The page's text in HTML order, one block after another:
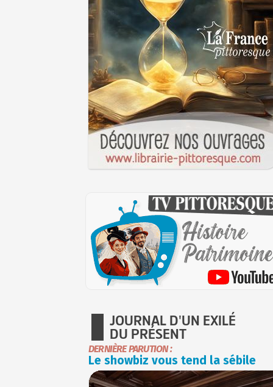
JOURNAL D'UN EXILÉ
DU PRÉSENT
DERNIÈRE PARUTION :
Le showbiz vous tend la sébile